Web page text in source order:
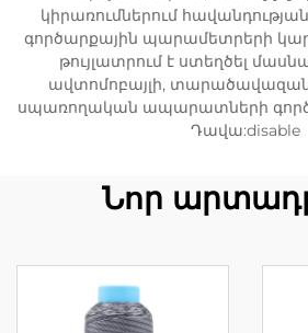
կիրառումներում
գործարքային պարամետրերի
թույլատրում է ստեղծել
ավտոմոբայլի,
սպառողական ապարատների
Դավա:disable
Նոր